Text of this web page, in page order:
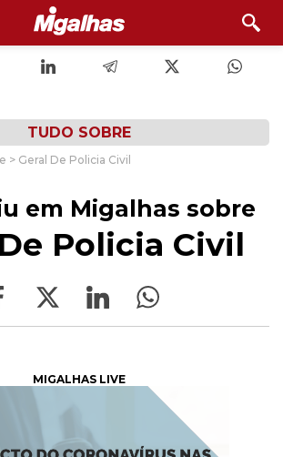
TUDO SOBRE
> Geral De Policia Civil
em Migalhas sobre
Policia Civil
MIGALHAS LIVE